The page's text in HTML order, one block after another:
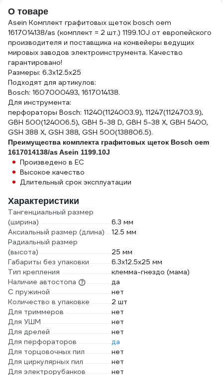
О товаре
Asein Комплект графитовых щеток bosch oem
1617014138/as (комплект = 2 шт.) 1199.10J от европейского
производителя и поставщика на конвейеры ведущих
мировых заводов электроинструмента. Качество
гарантировано!
Размеры: 6.3x12.5x25
Подходят для артикулов:
Bosch: 1607000493, 1617014138.
Для инструмента:
перфораторы Bosch: 11240(1124003.9), 11247(1124703.9),
GBH 500(124006.5), GBH 5-38 D, GBH 5-38 X, GBH 5400,
GSH 388 X, GSH 388, GSH 500(138806.5).
Преимущества комплекта графитовых щеток Bosch oem
1617014138/as Asein 1199.10J
Произведено в ЕС
Высокое качество
Длительный срок эксплуатации
Характеристики
Тангенциальный размер
(ширина)
6.3 мм
Аксиальный размер (длина)
12.5 мм
Радиальный размер
(высота)
25 мм
Габариты без упаковки
6.3x12.5x25 мм
Тип крепления
клемма-гнездо (мама)
Наличие автостопа
да
С пружиной
нет
Количество в упаковке
2 шт
Для триммеров
нет
Для УШМ
нет
Для дрелей
нет
Для перфораторов
да
Для торцовочных пил
нет
Для циркулярных пил
нет
Для электрорубанков
нет